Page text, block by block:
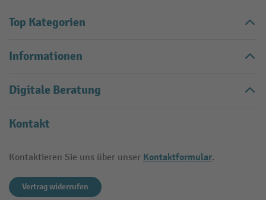
Top Kategorien
Informationen
Digitale Beratung
Kontakt
Kontaktieren Sie uns über unser Kontaktformular.
Vertrag widerrufen